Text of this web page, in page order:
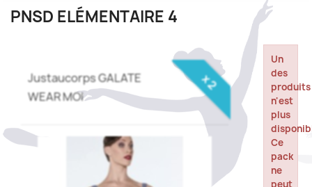
PNSD ELÉMENTAIRE 4
x 2
Justaucorps GALATE
WEAR MOI
Un
des
produits
n'est
plus
Ce
pack
ne